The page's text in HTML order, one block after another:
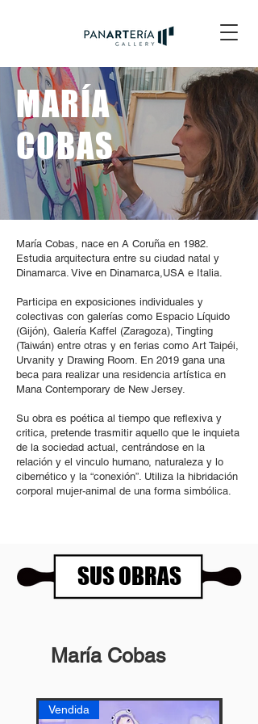
MARÍA
COBAS
María Cobas, nace en A Coruña en 1982.
Estudia arquitectura entre su ciudad natal y
Dinamarca. Vive en Dinamarca,USA e Italia.
Participa en exposiciones individuales y
colectivas con galerías como Espacio Líquido
(Gijón), Galería Kaffel (Zaragoza), Tingting
(Taiwán) entre otras y en ferias como Art Taipéi,
Urvanity y Drawing Room. En 2019 gana una
beca para realizar una residencia artística en
Mana Contemporary de New Jersey.
Su obra es poética al tiempo que reflexiva y
critica, pretende trasmitir aquello que le inquieta
de la sociedad actual, centrándose en la
relación y el vinculo humano, naturaleza y lo
cibernético y la “conexión”. Utiliza la hibridación
corporal mujer-animal de una forma simbólica.
SUS OBRAS
María Cobas
Vendida